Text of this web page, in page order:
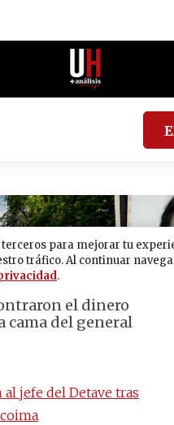
el dinero
cama del general
jefe del Detave tras